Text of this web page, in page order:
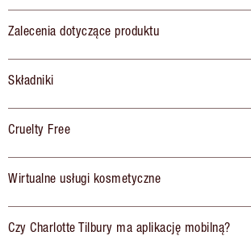
Zalecenia dotyczące produktu
Składniki
Cruelty Free
Wirtualne usługi kosmetyczne
Czy Charlotte Tilbury ma aplikację mobilną?